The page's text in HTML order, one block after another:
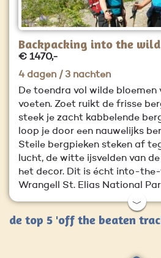
Backpacking into the wild
€ 1470,-
4 dagen / 3 nachten
De toendra vol wilde
voeten. Zoet ruikt de frisse
steek je zacht kabbelende
loop je door een nauwelijks
Steile bergpieken steken af
lucht, de witte ijsvelden van
het decor. Dit is écht into-
Wrangell St. Elias National
﹀
de top 5 'off the beaten